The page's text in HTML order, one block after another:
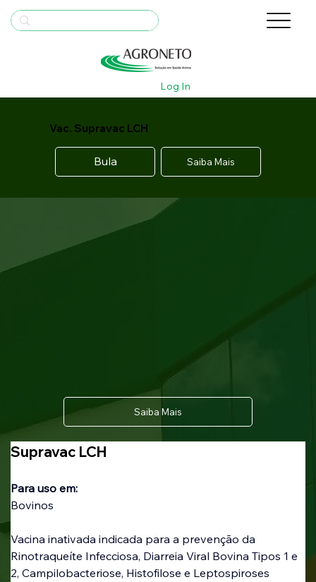
Log In
Vac. Supravac LCH
Bula Saiba Mais
Supravac LCH
Para uso em:
Bovinos
Vacina inativada indicada para a prevenção da
Rinotraqueíte Infecciosa, Diarreia Viral Bovina Tipos 1 e
2, Campilobacteriose, Histofilose e Leptospiroses
Saiba Mais